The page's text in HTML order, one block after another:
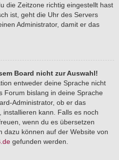
die Zeitzone richtig eingestellt hast
ist, geht die Uhr des Servers
Administrator, damit er das
Board nicht zur Auswahl!
entweder deine Sprache nicht
Forum bislang in deine Sprache
Administrator, ob er das
kann. Falls es noch
wenn du es übersetzen
dazu können auf der Website von
gefunden werden.